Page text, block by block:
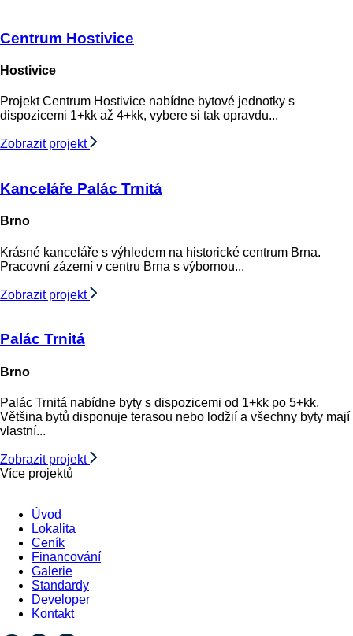
Centrum Hostivice
Hostivice
Projekt Centrum Hostivice nabídne bytové jednotky s
dispozicemi 1+kk až 4+kk, vybere si tak opravdu...
Zobrazit projekt
Kanceláře Palác Trnitá
Brno
Krásné kanceláře s výhledem na historické centrum Brna.
Pracovní zázemí v centru Brna s výbornou...
Zobrazit projekt
Palác Trnitá
Brno
Palác Trnitá nabídne byty s dispozicemi od 1+kk po 5+kk.
Většina bytů disponuje terasou nebo lodžií a všechny byty mají
vlastní...
Zobrazit projekt
Více projektů
Úvod
Lokalita
Ceník
Financování
Galerie
Standardy
Developer
Kontakt